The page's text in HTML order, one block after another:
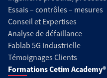
Essais – contrôles – mesures
Conseil et Expertises
Analyse de défaillance
Fablab 5G Industrielle
Témoignages Clients
Formations Cetim Academy®